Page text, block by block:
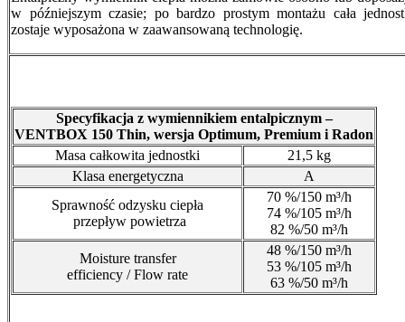
w późniejszym czasie; po bardzo prostym montażu cała
zostaje wyposażona w zaawansowaną technologię.
Specyfikacja z wymiennikiem entalpicznym –
VENTBOX 150 Thin, wersja Optimum, Premium i Radon
Masa całkowita jednostki
21,5 kg
Klasa energetyczna
A
Sprawność odzysku ciepła
przepływ powietrza
70 %/150 m³/h
74 %/105 m³/h
82 %/50 m³/h
Moisture transfer
efficiency / Flow rate
48 %/150 m³/h
53 %/105 m³/h
63 %/50 m³/h